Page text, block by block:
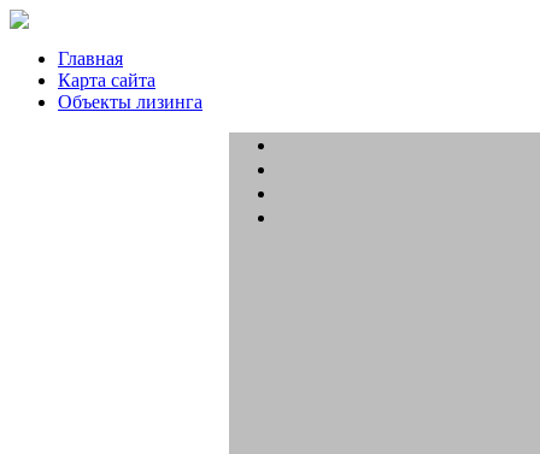
Главная
Карта сайта
Объекты лизинга